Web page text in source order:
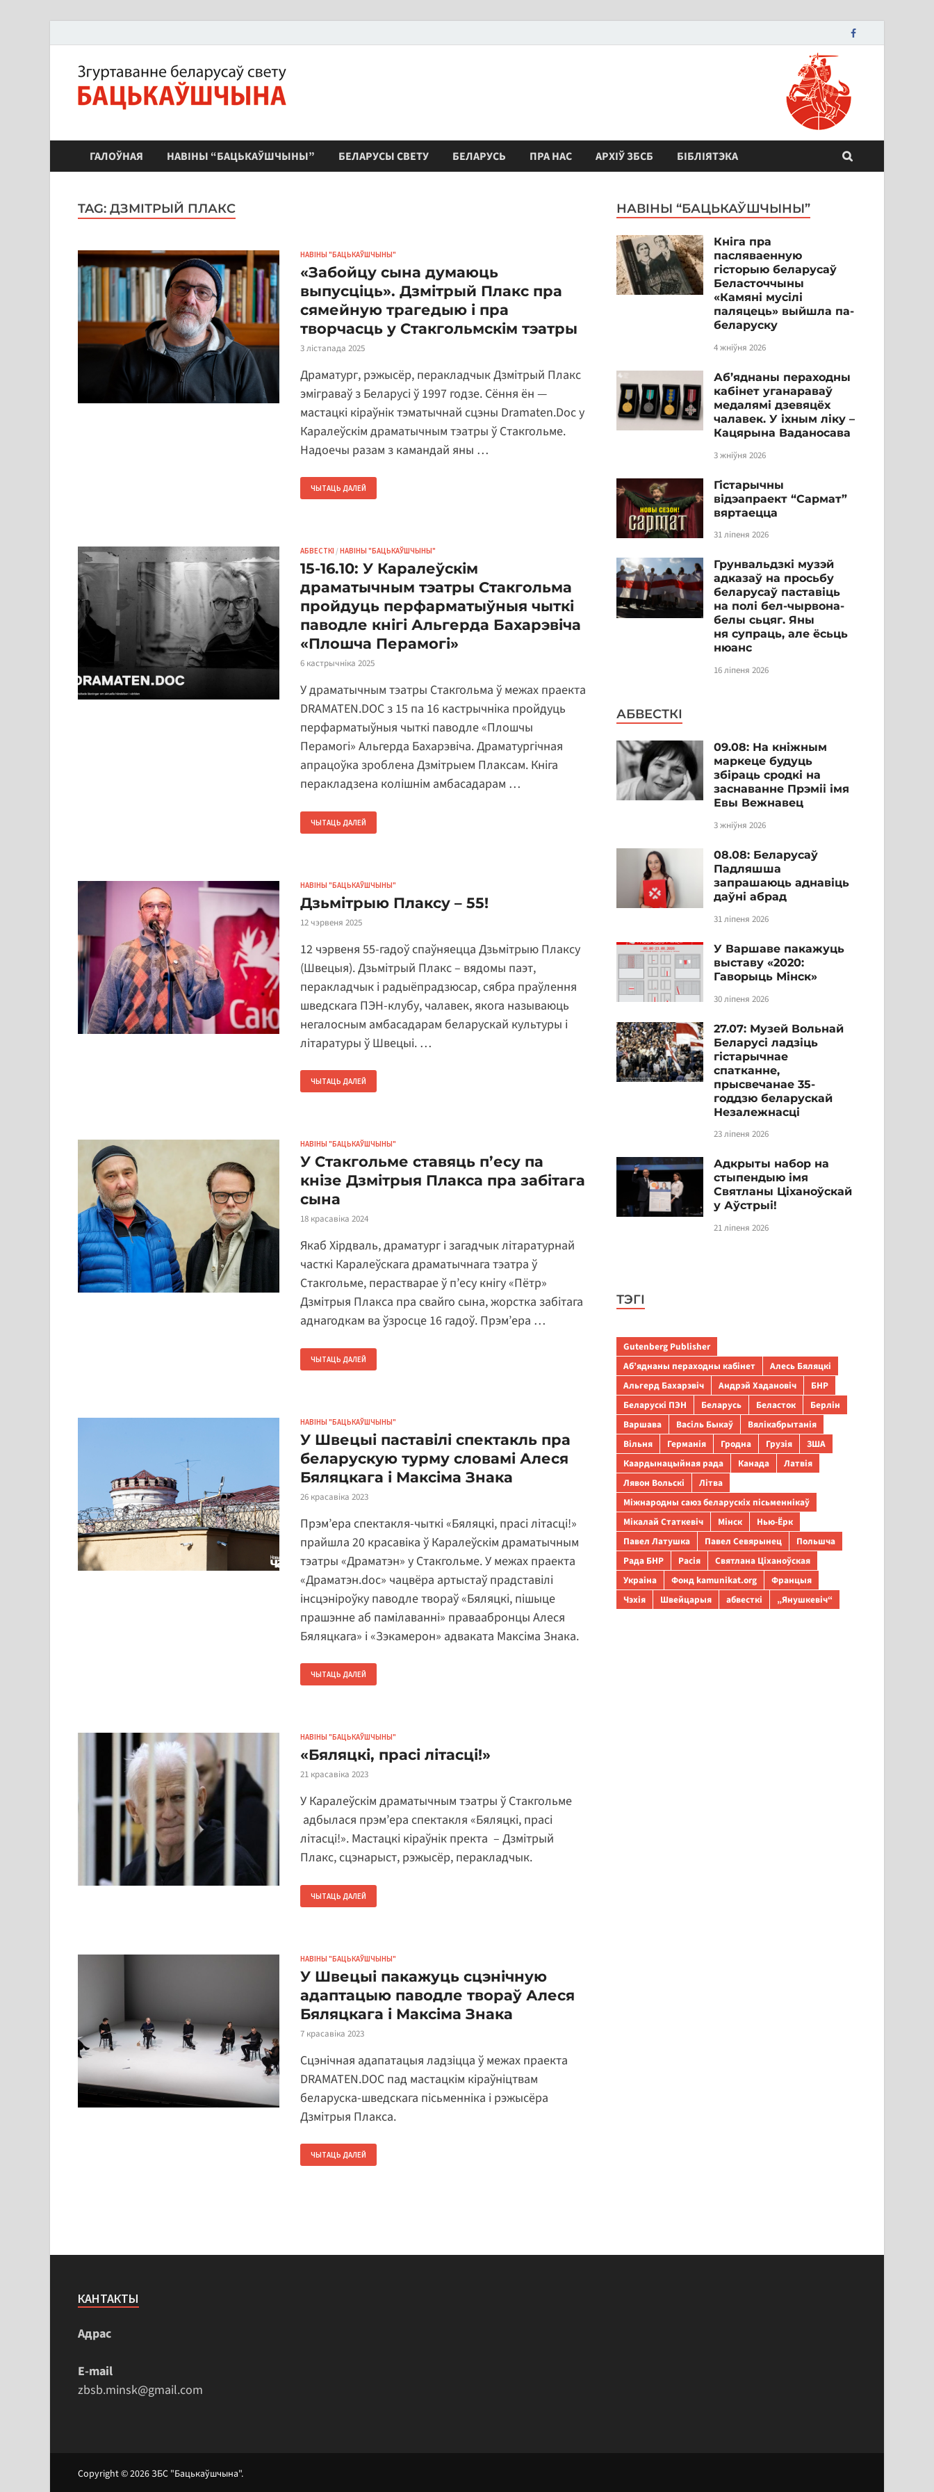
ЗБС "Бацькаўшчына"
ГАЛОЎНАЯ НАВІНЫ “БАЦЬКАЎШЧЫНЫ” БЕЛАРУСЫ СВЕТУ БЕЛАРУСЬ ПРА НАС АРХІЎ ЗБСБ БІБЛІЯТЭКА
TAG: ДЗМІТРЫЙ ПЛАКС
НАВІНЫ "БАЦЬКАЎШЧЫНЫ"
«Забойцу сына думаюць
выпусціць». Дзмітрый Плакс пра
сямейную трагедыю і пра
творчасць у Стакгольмскім тэатры
3 лістапада 2025
Драматург, рэжысёр, перакладчык Дзмітрый Плакс
эміграваў з Беларусі ў 1997 годзе. Сёння ён —
мастацкі кіраўнік тэматычнай сцэны Dramaten.Doc у
Каралеўскім драматычным тэатры ў Стакгольме.
Надоечы разам з камандай яны …
ЧЫТАЦЬ ДАЛЕЙ
АБВЕСТКІ /НАВІНЫ "БАЦЬКАЎШЧЫНЫ"
15-16.10: У Каралеўскім
драматычным тэатры Стакгольма
пройдуць перфарматыўныя чыткі
паводле кнігі Альгерда Бахарэвіча
«Плошча Перамогі»
6 кастрычніка 2025
У драматычным тэатры Стакгольма ў межах праекта
DRAMATEN.DOC з 15 па 16 кастрычніка пройдуць
перфарматыўныя чыткі паводле «Плошчы
Перамогі» Альгерда Бахарэвіча. Драматургічная
апрацоўка зроблена Дзмітрыем Плаксам. Кніга
перакладзена колішнім амбасадарам …
ЧЫТАЦЬ ДАЛЕЙ
НАВІНЫ "БАЦЬКАЎШЧЫНЫ"
Дзьмітрыю Плаксу – 55!
12 чэрвеня 2025
12 чэрвеня 55-гадоў спаўняецца Дзьмітрыю Плаксу
(Швецыя). Дзьмітрый Плакс – вядомы паэт,
перакладчык і радыёпрадзюсар, сябра праўлення
шведскага ПЭН-клубу, чалавек, якога называюць
негалосным амбасадарам беларускай культуры і
літаратуры ў Швецыі. …
ЧЫТАЦЬ ДАЛЕЙ
НАВІНЫ "БАЦЬКАЎШЧЫНЫ"
У Стакгольме ставяць п’есу па
кнізе Дзмітрыя Плакса пра забітага
сына
18 красавіка 2024
Якаб Хірдваль, драматург і загадчык літаратурнай
часткі Каралеўскага драматычнага тэатра ў
Стакгольме, перастварае ў п’есу кнігу «Пётр»
Дзмітрыя Плакса пра свайго сына, жорстка забітага
аднагодкам ва ўзросце 16 гадоў. Прэм’ера …
ЧЫТАЦЬ ДАЛЕЙ
НАВІНЫ "БАЦЬКАЎШЧЫНЫ"
У Швецыі паставілі спектакль пра
беларускую турму словамі Алеся
Бяляцкага і Максіма Знака
26 красавіка 2023
Прэм’ера спектакля-чыткі «Бяляцкі, прасі літасці!»
прайшла 20 красавіка ў Каралеўскім драматычным
тэатры «Драматэн» у Стакгольме. У межах праекта
«Драматэн.doc» чацвёра артыстаў прадставілі
інсцэніроўку паводле твораў «Бяляцкі, пішыце
прашэнне аб памілаванні» праваабронцы Алеся
Бяляцкага» і «Зэкамерон» адваката Максіма Знака.
ЧЫТАЦЬ ДАЛЕЙ
НАВІНЫ "БАЦЬКАЎШЧЫНЫ"
«Бяляцкі, прасі літасці!»
21 красавіка 2023
У Каралеўскім драматычным тэатры ў Стакгольме
адбылася прэм’ера спектакля «Бяляцкі, прасі
літасці!». Мастацкі кіраўнік пректа – Дзмітрый
Плакс, сцэнарыст, рэжысёр, перакладчык.
ЧЫТАЦЬ ДАЛЕЙ
НАВІНЫ "БАЦЬКАЎШЧЫНЫ"
У Швецыі пакажуць сцэнічную
адаптацыю паводле твораў Алеся
Бяляцкага і Максіма Знака
7 красавіка 2023
Сцэнічная адапатацыя ладзіцца ў межах праекта
DRAMATEN.DOC пад мастацкім кіраўніцтвам
беларуска-шведскага пісьменніка і рэжысёра
Дзмітрыя Плакса.
ЧЫТАЦЬ ДАЛЕЙ
НАВІНЫ “БАЦЬКАЎШЧЫНЫ”
Кніга пра
пасляваенную
гісторыю беларусаў
Беласточчыны
«Камяні мусілі
паляцець» выйшла па-
беларуску
4 жніўня 2026
Аб’яднаны пераходны
кабінет уганараваў
медалямі дзевяцёх
чалавек. У іхным ліку –
Кацярына Ваданосава
3 жніўня 2026
Гістарычны
відэапраект “Сармат”
вяртаецца
31 ліпеня 2026
Грунвальдзкі музэй
адказаў на просьбу
беларусаў паставіць
на полі бел-чырвона-
белы сьцяг. Яны
ня супраць, але ёсьць
нюанс
16 ліпеня 2026
АБВЕСТКІ
09.08: На кніжным
маркеце будуць
збіраць сродкі на
заснаванне Прэміі імя
Евы Вежнавец
3 жніўня 2026
08.08: Беларусаў
Падляшша
запрашаюць аднавіць
даўні абрад
31 ліпеня 2026
У Варшаве пакажуць
выставу «2020:
Гаворыць Мінск»
30 ліпеня 2026
27.07: Музей Вольнай
Беларусі ладзіць
гістарычнае
спатканне,
прысвечанае 35-
годдзю беларускай
Незалежнасці
23 ліпеня 2026
Адкрыты набор на
стыпендыю імя
Святланы Ціханоўскай
у Аўстрыі!
21 ліпеня 2026
ТЭГІ
Gutenberg Publisher
Аб’яднаны пераходны кабінет
Алесь Бяляцкі
Альгерд Бахарэвіч
Андрэй Хадановіч
БНР
Беларускі ПЭН
Беларусь Беласток
Берлін
Варшава
Васіль Быкаў
Вялікабрытанія
Вільня
Германія Гродна Грузія
ЗША
Каардынацыйная рада
Канада
Латвія
Лявон Вольскі
Літва
Міжнародны саюз беларускіх пісьменнікаў
Мікалай Статкевіч
Мінск
Нью-Ёрк
Павел Латушка
Павел Севярынец
Польшча
Рада БНР
Расія
Святлана Ціханоўская
Украіна
Фонд kamunikat.org
Францыя
Чэхія
Швейцарыя абвесткі „Янушкевіч“
КАНТАКТЫ
Адрас
E-mail
zbsb.minsk@gmail.com
Copyright © 2026ЗБС "Бацькаўшчына".